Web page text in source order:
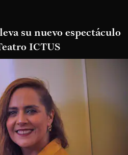
su nuevo espectáculo
ICTUS